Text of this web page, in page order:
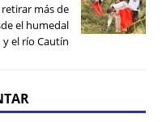
más de
el humedal
el río Cautín